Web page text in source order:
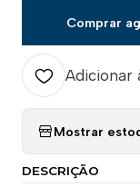
Comprar
Adicionar
Mostrar
DESCRIÇÃO